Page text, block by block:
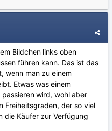
Bildchen links oben
führen kann. Das ist das
wenn man zu einem
Etwas was einem
wird, wohl aber
Freiheitsgraden, der so viel
die Käufer zur Verfügung